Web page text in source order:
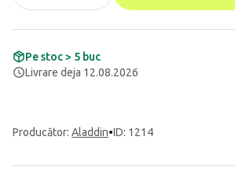
Pe stoc > 5 buc
Livrare deja 12.08.2026
Producător: Aladdin•ID: 1214